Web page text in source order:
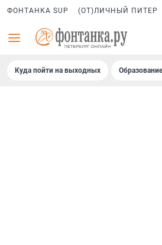
ФОНТАНКА SUP (ОТ)ЛИЧНЫЙ ПИТЕР
Куда пойти на выходных